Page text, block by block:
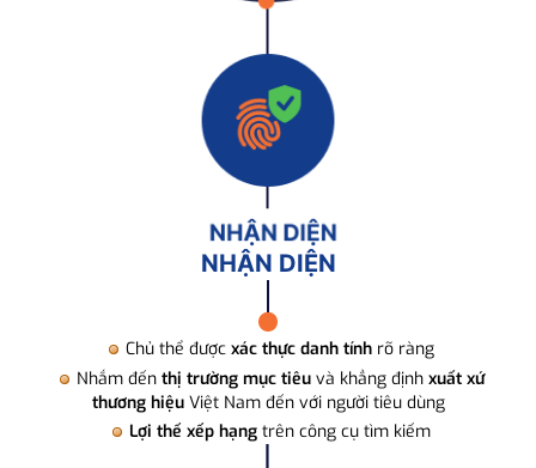
NHẬN DIỆN
Chủ thể được xác thực danh tính rõ ràng
Nhắm đến thị trường mục tiêuvà khẳng định xuất xứ
thương hiệuViệt Nam đến với người tiêu dùng
Lợi thế xếp hạng trên công cụ tìm kiếm